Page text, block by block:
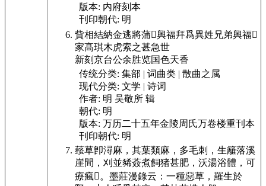
版本: 内府刻本
刊印朝代: 明
貲相結納金逃將蒲𤷚興福拜爲異姓兄弟興福𬽦
家髙琪木虎索之甚急世
新刻京台公余胜览国色天香
传统分类: 集部 | 词曲类 | 散曲之属
现代分类: 文学 | 诗词
作者: 明 吴敬所 辑
朝代: 明
版本: 万历二十五年金陵周氏万卷楼重刊本
刊印朝代: 明
䕭草卽潯麻，其葉類麻，多毛刺，生籬落溪
崖間，刈並豨薟煮飼猪甚肥，沃湯浴體，可
療瘋𤷚。墨莊漫錄云：一種惡草，羅生於